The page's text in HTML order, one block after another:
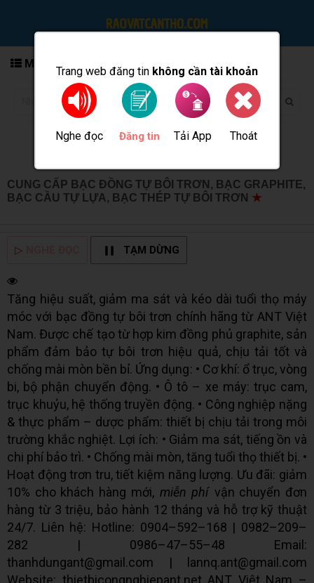
Trang web đăng tin không cần tài khoản
Nghe đọc Đăng tin Tải App Thoát
MENU
CUNG CẤP BẠC ĐỒNG TỰ BÔI TRƠN, BẠC GRAPHITE,
BẠC CẦU TỰ LỰA, BẠC THÉP TỰ BÔI TRƠN ★
▷ TẠM DỪNG
Tăng hiệu suất, giảm ma sát và kéo dài tuổi thọ máy
móc với bạc đồng tự bôi trơn chính hãng từ ANT Việt
Nam. Được chế tạo từ hợp kim đồng phủ graphite, sản
phẩm đảm bảo tự bôi trơn hiệu quả, chịu tải tốt và
chống mài mòn bền bỉ. Ứng dụng: • Cơ khí: ổ trục, vòng
bi, bộ phận chuyển động. • Ô tô – xe máy: trục cam,
trục khuỷu, hệ thống truyền động. • Công nghiệp nặng
& thực phẩm – dược phẩm: thiết bị chịu tải trong môi
trường khắc nghiệt. Lợi ích: • Giảm ma sát, tiếng ồn và
chi phí bảo trì. • Chống mài mòn, tăng tuổi thọ thiết bị. •
Hoạt động trơn tru, tiết kiệm năng lượng. Ưu đãi: giảm
10% cho khách hàng mới, miễn phí vận chuyển đơn
hàng từ 3 triệu, bảo hành 12 tháng và hỗ trợ kỹ thuật
24/7. Liên hệ: Hotline: 0904–592–168 | 0982–209–
282 | 0986–47–55–48 Email:
thanhdungant@gmail.com | lannq.ant@gmail.com
Website: thietbicongnghiepant.net ANT Việt Nam –